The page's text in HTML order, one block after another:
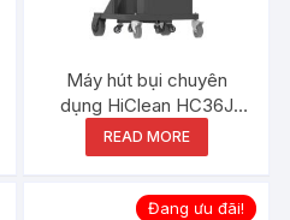
Máy hút bụi chuyên
dụng HiClean HC36J
NEW
READ MORE
Đang ưu đãi!